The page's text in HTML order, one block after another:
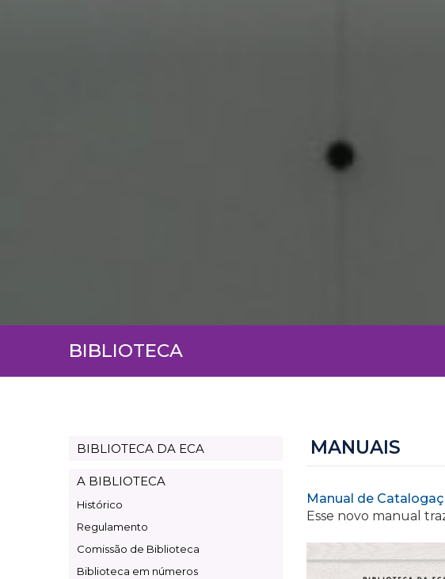
BIBLIOTECA
Biblioteca
BIBLIOTECA DA ECA
A BIBLIOTECA
Histórico
Regulamento
Comissão de Biblioteca
Biblioteca em números
MANUAIS
Manual de
Esse novo manual